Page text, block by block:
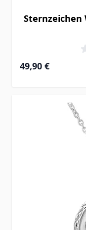
Sternzeichen
49,90 €